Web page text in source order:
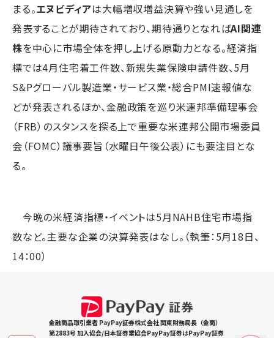
まる。エヌビディアは大幅増収増益決算や強い見通しを
発表することが期待されており、期待通りとなればAI関連
株を中心に市場全体を押し上げる原動力となる。経済指
標では4月住宅着工件数、新規失業保険申請件数、5月
S&Pグローバル製造業・サービス業・総合PMI速報値な
どが発表されるほか、金融政策を巡り米連邦準備理事会
（FRB）のスタンスを探る上で重要な米連邦公開市場委員
会（FOMC）議事要旨（水曜日午後公表）にも要注目とな
る。
今晩の米経済指標・イベントは5月NAHB住宅市場指
数など。主要な企業の決算発表はなし。（執筆：5月18日、
14：00）
金融商品取引業者 PayPay証券株式会社 関東財務局長（金商）
第2883号 加入協会/日本証券業協会PayPay証券はPayPay証券